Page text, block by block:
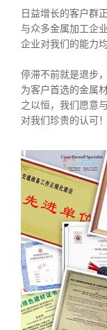
日益增长的客户群
与众多金属加工企
企业对我们的能力
停滞不前就是退步
为客户首选的金属
之以恒，我们愿意
对我们珍贵的认可！